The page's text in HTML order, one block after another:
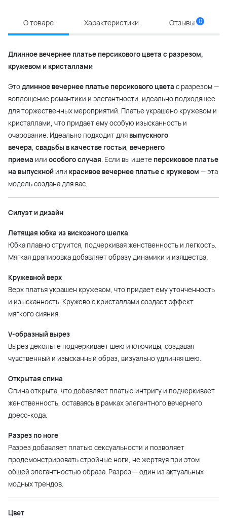
О товаре Характеристики Отзывы 0
Длинное вечернее платье персикового цвета с разрезом,
кружевом и кристаллами
Этодлинное вечернее платье персикового цвета с разрезом —
воплощение романтики и элегантности, идеально подходящее
для торжественных мероприятий. Платье украшено кружевом и
кристаллами, что придает ему особую изысканность и
очарование. Идеально подходит для выпускного
вечера, свадьбы в качестве гостьи, вечернего
приема или особого случая. Если вы ищете персиковое платье
на выпускной или красивое вечернее платье с кружевом — эта
модель создана для вас.
Силуэт и дизайн
Летящая юбка из вискозного шелка
Юбка плавно струится, подчеркивая женственность и легкость.
Мягкая драпировка добавляет образу динамики и изящества.
Кружевной верх
Верх платья украшен кружевом, что придает ему утонченность
и изысканность. Кружево с кристаллами создает эффект
мягкого сияния.
V-образный вырез
Вырез декольте подчеркивает шею и ключицы, создавая
чувственный и изысканный образ, визуально удлиняя шею.
Открытая спина
Спина открыта, что добавляет платью интригу и подчеркивает
женственность, оставаясь в рамках элегантного вечернего
дресс-кода.
Разрез по ноге
Разрез добавляет платью сексуальности и позволяет
продемонстрировать стройные ноги, не жертвуя при этом
общей элегантностью образа. Разрез — один из актуальных
модных трендов.
Цвет